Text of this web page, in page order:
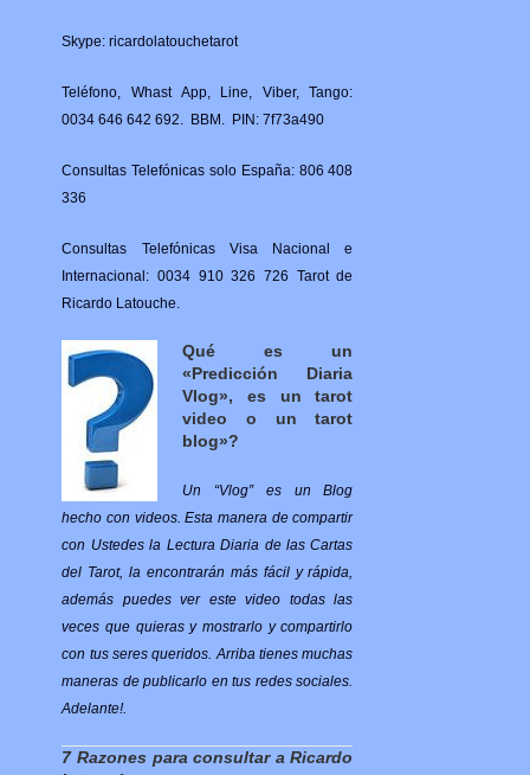
Skype: ricardolatouchetarot
Teléfono, Whast App, Line, Viber, Tango:
0034 646 642 692. BBM. PIN: 7f73a490
Consultas Telefónicas solo España: 806 408
336
Consultas Telefónicas Visa Nacional e
Internacional: 0034 910 326 726 Tarot de
Ricardo Latouche.
Qué es un
«Predicción Diaria
Vlog», es un tarot
video o un tarot
blog»?
Un “Vlog” es un Blog
hecho con videos. Esta manera de compartir
con Ustedes la Lectura Diaria de las Cartas
del Tarot, la encontrarán más fácil y rápida,
además puedes ver este video todas las
veces que quieras y mostrarlo y compartirlo
con tus seres queridos. Arriba tienes muchas
maneras de publicarlo en tus redes sociales.
Adelante!.
7 Razones para consultar a Ricardo